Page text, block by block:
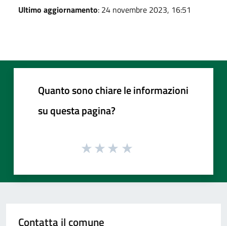
Ultimo aggiornamento: 24 novembre 2023, 16:51
Quanto sono chiare le informazioni
su questa pagina?
Contatta il comune